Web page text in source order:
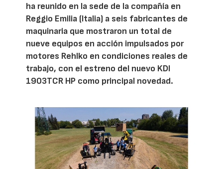
ha reunido en la sede de la compañía en
Reggio Emilia (Italia) a seis fabricantes de
maquinaria que mostraron un total de
nueve equipos en acción impulsados por
motores Rehlko en condiciones reales de
trabajo, con el estreno del nuevo KDI
1903TCR HP como principal novedad.